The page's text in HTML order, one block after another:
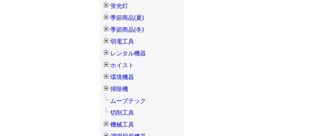
蛍光灯
季節商品(夏)
季節商品(冬)
弱電工具
レンタル機器
ホイスト
環境機器
掃除機
ムーブテック
切削工具
機械工具